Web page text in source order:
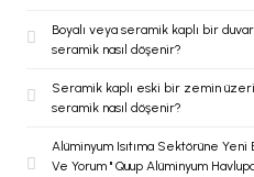
Boyalı veya seramik kaplı bir
seramik nasıl döşenir?
Seramik kaplı eski bir zemin
seramik nasıl döşenir?
Alüminyum Isıtıma Sektörüne Yeni
Ve Yorum '' Quup Alüminyum